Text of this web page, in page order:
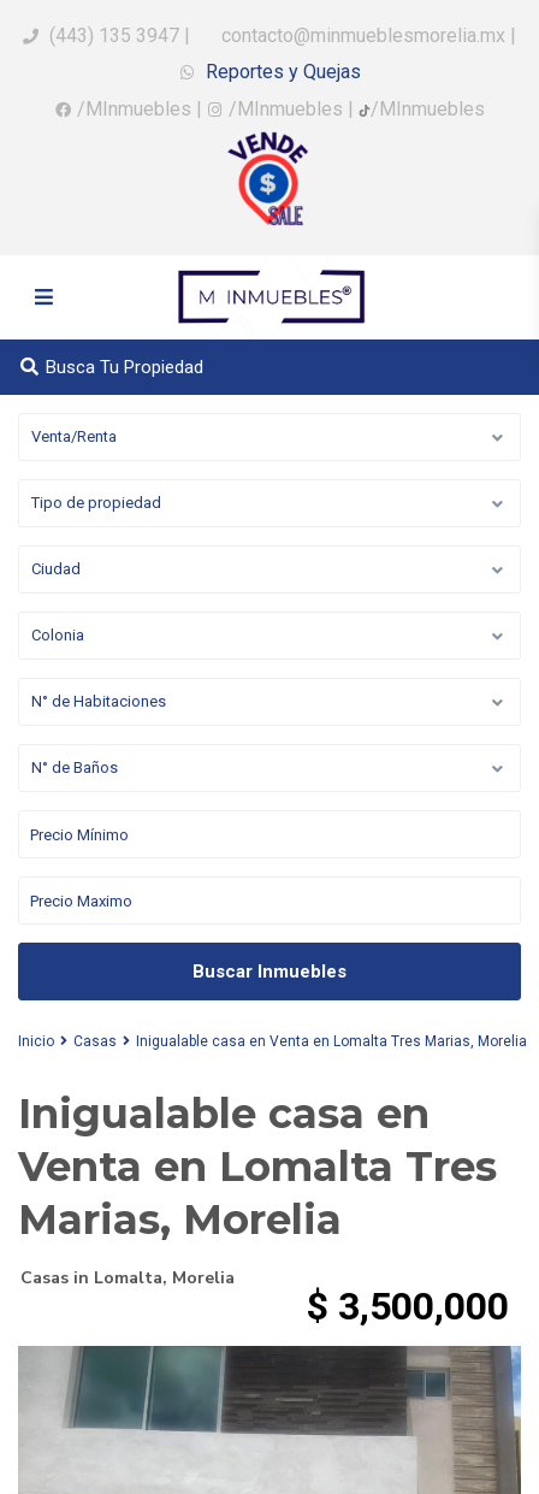
(443) 135 3947 | contacto@minmueblesmorelia.mx |
Reportes y Quejas
/MInmuebles | /MInmuebles | /MInmuebles
Busca Tu Propiedad
Venta/Renta
Tipo de propiedad
Ciudad
Colonia
N° de Habitaciones
N° de Baños
Buscar Inmuebles
Inicio Casas Inigualable casa en Venta en Lomalta Tres Marias, Morelia
Inigualable casa en
Venta en Lomalta Tres
Marias, Morelia
Casas in Lomalta, Morelia
$ 3,500,000